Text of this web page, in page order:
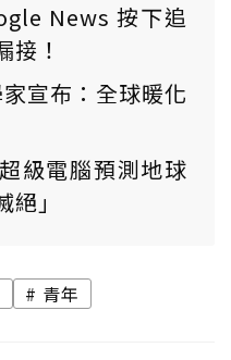
News 按下追
接！
宣布：全球暖化
級電腦預測地球
」
青年